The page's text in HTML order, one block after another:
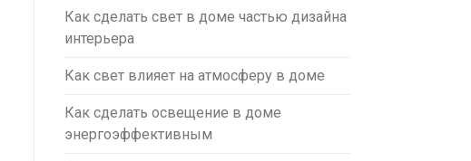
Как сделать свет в доме частью дизайна
интерьера
Как свет влияет на атмосферу в доме
Как сделать освещение в доме
энергоэффективным